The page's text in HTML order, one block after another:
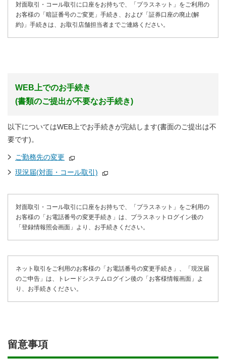
対面取引・コール取引に口座をお持ちで、「プラスネット」をご利用の
お客様の「暗証番号のご変更」手続き、および「証券口座の廃止(解
約)」手続きは、お取引店舗担当者までご連絡ください。
WEB上でのお手続き
(書類のご提出が不要なお手続き)
以下についてはWEB上でお手続きが完結します(書面のご提出は不
要です)。
ご勤務先の変更
現況届(対面・コール取引)
対面取引・コール取引に口座をお持ちで、「プラスネット」をご利用の
お客様の「お電話番号の変更手続き」は、プラスネットログイン後の
「登録情報照会画面」より、お手続きください。
ネット取引をご利用のお客様の「お電話番号の変更手続き」、「現況届
のご申告」は、トレードシステムログイン後の「お客様情報画面」よ
り、お手続きください。
留意事項